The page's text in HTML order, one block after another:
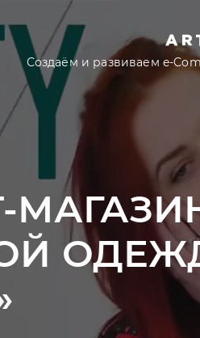
Создаём и развиваем e-